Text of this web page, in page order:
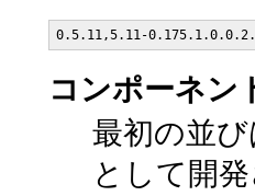
0.5.11,5.11-
コンポーネン
最初の並
として開